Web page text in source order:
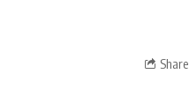
Share